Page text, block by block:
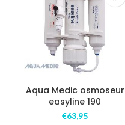
Aqua Medic osmoseur
easyline 190
€63,95